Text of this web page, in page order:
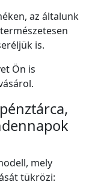
az általunk
is.
Ön is
mely
tükrözi: